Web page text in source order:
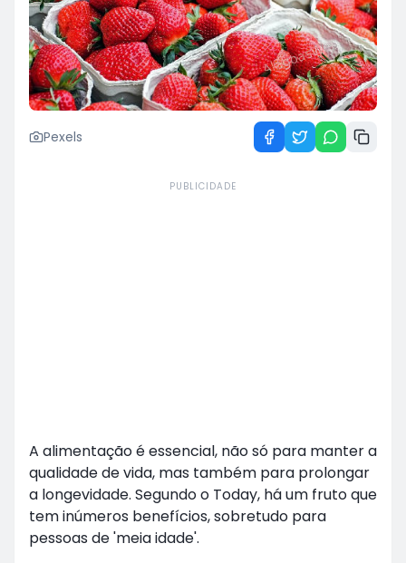
Pexels
PUBLICIDADE
A alimentação é essencial, não só para manter a
qualidade de vida, mas também para prolongar
a longevidade. Segundo o Today, há um fruto que
tem inúmeros benefícios, sobretudo para
pessoas de 'meia idade'.